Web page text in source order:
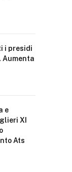
i presidi
Aumenta
e
XI
Ats